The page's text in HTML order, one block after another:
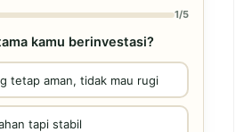
1/5
kamu berinvestasi?
tetap aman, tidak mau rugi
tapi stabil